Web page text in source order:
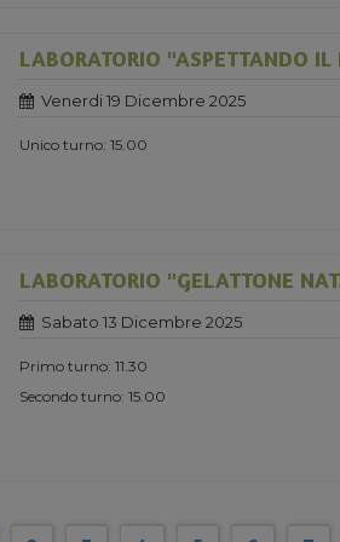
LABORATORIO "ASPETTANDO
Venerdi 19 Dicembre 2025
Unico turno: 15.00
LABORATORIO "GELATTONE
Sabato 13 Dicembre 2025
Primo turno: 11.30
Secondo turno: 15.00